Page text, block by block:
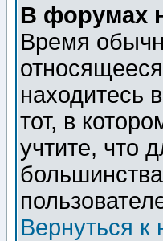
В форумах
Время
находитесь
тот, в
учтите, что
Вернуться к